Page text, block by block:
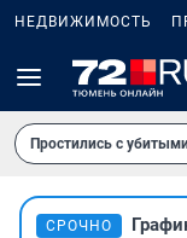
НЕДВИЖИМОСТЬ
Простились с
СРОЧНО